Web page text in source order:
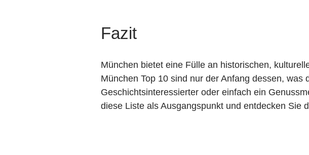
Fazit
München bietet eine Fülle an historischen,
München Top 10 sind nur der Anfang dessen,
Geschichtsinteressierter oder einfach ein
diese Liste als Ausgangspunkt und entdecken Sie